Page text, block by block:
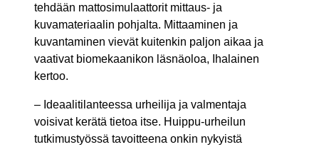
tehdään mattosimulaattorit mittaus- ja
kuvamateriaalin pohjalta. Mittaaminen ja
kuvantaminen vievät kuitenkin paljon aikaa ja
vaativat biomekaanikon läsnäoloa, Ihalainen
kertoo.
– Ideaalitilanteessa urheilija ja valmentaja
voisivat kerätä tietoa itse. Huippu-urheilun
tutkimustyössä tavoitteena onkin nykyistä